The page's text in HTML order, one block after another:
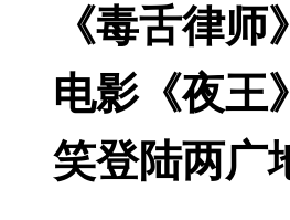
《毒舌律
电影《夜王
笑登陆两广